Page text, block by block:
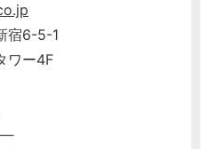
宿6-5-1
ー4F